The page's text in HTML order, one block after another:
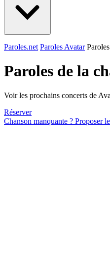
Paroles.net Paroles Avatar
Paroles de la
Voir les prochains concerts de
Réserver
Chanson manquante ? Proposer